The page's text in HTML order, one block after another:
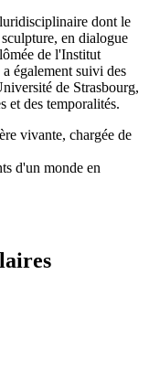
dont le
en dialogue
de l'Institut
également suivi des
de Strasbourg,
et des temporalités.
vivante, chargée de
d'un monde en